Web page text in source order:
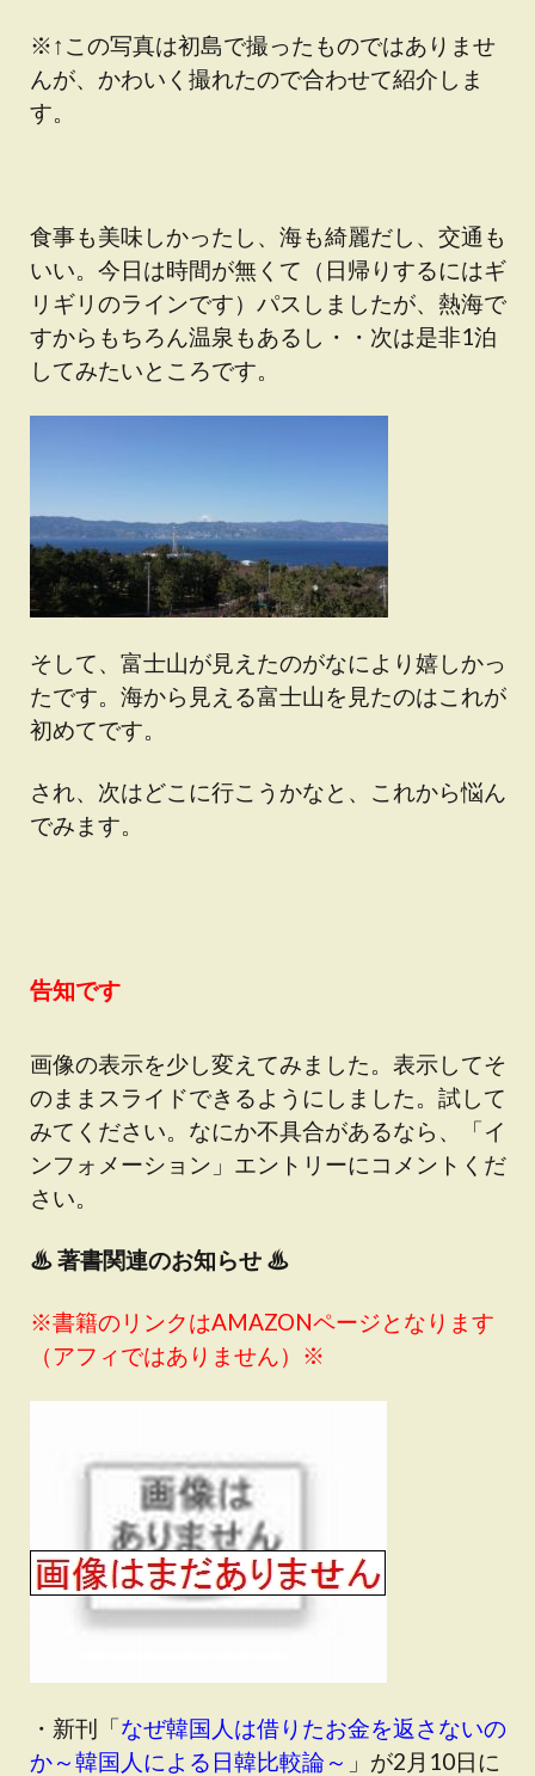
※↑この写真は初島で撮ったものではありませ
んが、かわいく撮れたので合わせて紹介しま
す。
食事も美味しかったし、海も綺麗だし、交通も
いい。今日は時間が無くて（日帰りするにはギ
リギリのラインです）パスしましたが、熱海で
すからもちろん温泉もあるし・・次は是非1泊
してみたいところです。
そして、富士山が見えたのがなにより嬉しかっ
たです。海から見える富士山を見たのはこれが
初めてです。
され、次はどこに行こうかなと、これから悩ん
でみます。
告知です
画像の表示を少し変えてみました。表示してそ
のままスライドできるようにしました。試して
みてください。なにか不具合があるなら、「イ
ンフォメーション」エントリーにコメントくだ
さい。
♨著書関連のお知らせ ♨
※書籍のリンクはAMAZONページとなります
（アフィではありません）※
・新刊「なぜ韓国人は借りたお金を返さないの
か～韓国人による日韓比較論～ 」が2月10日に